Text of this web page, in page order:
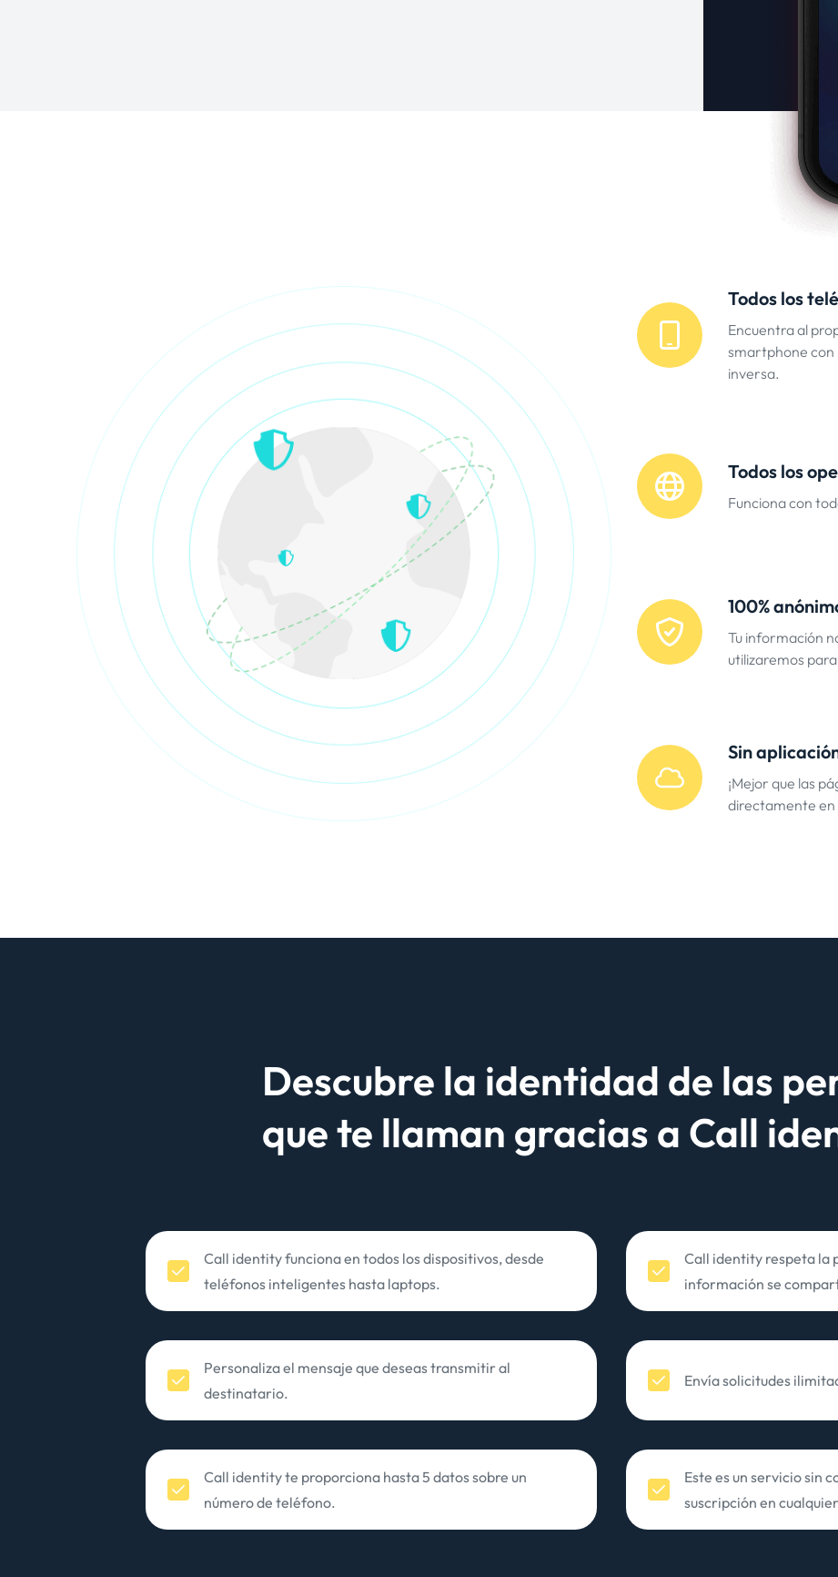
Todos los
Encuentra al
smartphone con
inversa.
Todos los
Funciona con
100%
Tu información
utilizaremos
Sin
¡Mejor que las
directamente en
Descubre la identidad de las
que te llaman gracias a Call
Call identity funciona en todos los dispositivos, desde
teléfonos inteligentes hasta laptops.
Call identity respeta la
información se
Personaliza el mensaje que deseas transmitir al
destinatario.
Envía solicitudes
Call identity te proporciona hasta 5 datos sobre un
número de teléfono.
Este es un servicio sin
suscripción en